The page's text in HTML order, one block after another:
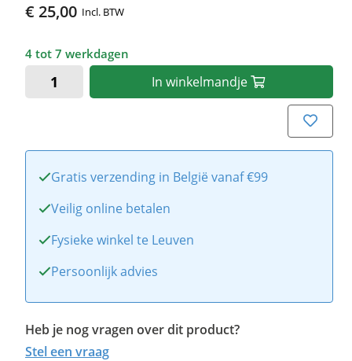
€ 25,00 Incl. BTW
4 tot 7 werkdagen
In winkelmandje
Gratis verzending in België vanaf €99
Veilig online betalen
Fysieke winkel te Leuven
Persoonlijk advies
Heb je nog vragen over dit product?
Stel een vraag